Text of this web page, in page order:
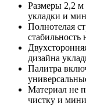
Размеры 2,2
укладки и
Полнотелая
стабильность
дизайна
Палитра
Материал не
чистку и